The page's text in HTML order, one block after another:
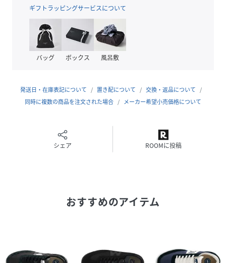
男性：足のサイズ25.5㎝・・8サイズで合いました。つま先
のゆとりが広くとってあるので快適です。
性別タイプ ユニセックス
サイズ 4.0、5.0、6.0、7.0、8.0、9.0、10.0、11.0
ギフトラッピングサービスについて
バッグ ボックス 風呂敷
発送日・在庫表記について 置き配について
交換・返品について
同時に複数の商品を注文された場合
メーカー希望小売価格について
シェア ROOMに投稿
おすすめのアイテム